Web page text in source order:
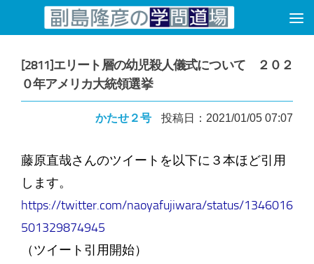
コンテンツへスキップ
[2811]エリート層の幼児殺人儀式について ２０２
０年アメリカ大統領選挙
かたせ２号 投稿日：2021/01/05 07:07
藤原直哉さんのツイートを以下に３本ほど引用
します。
https://twitter.com/naoyafujiwara/status/1346016
501329874945
（ツイート引用開始）